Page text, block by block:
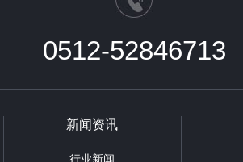
0512-52846713
新闻资讯
行业新闻